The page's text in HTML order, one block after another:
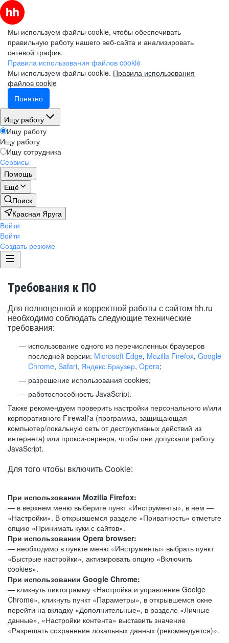
Мы используем файлы cookie, чтобы обеспечивать
правильную работу нашего веб-сайта и анализировать
сетевой трафик.
Правила использования файлов cookie
Мы используем файлы cookie. Правила использования
файлов cookie
Понятно
Ищу работу
Ищу работу
Ищу работу
Ищу сотрудника
Сервисы
Помощь
Ещё
Поиск
Красная Яруга
Войти
Войти
Создать резюме
Требования к ПО
Для полноценной и корректной работы с сайтом hh.ru
необходимо соблюдать следующие технические
требования:
использование одного из перечисленных браузеров
последней версии: Microsoft Edge, Mozilla Firefox, Google
Chrome, Safari, Яндекс.Браузер, Opera;
разрешение использования cookies;
работоспособность JavaScript.
Также рекомендуем проверить настройки персонального и/или
корпоративного Firewall'a (программа, защищающая
компьютер/локальную сеть от деструктивных действий из
интернета) или прокси-сервера, чтобы они допускали работу
JavaScript.
Для того чтобы включить Cookie:
При использовании Mozilla Firefox:
— в верхнем меню выберите пункт «Инструменты», в нем —
«Настройки». В открывшемся разделе «Приватность» отметьте
опцию «Принимать куки с сайтов».
При использовании Opera browser:
— необходимо в пункте меню «Инструменты» выбрать пункт
«Быстрые настройки», активировать опцию «Включить
cookies».
При использовании Google Chrome:
— кликнуть пиктограмму «Настройка и управление Goolge
Chrome», кликнуть пункт «Параметры», в открывшемся окне
перейти на вкладку «Дополнительные», в разделе «Личные
данные», «Настройки контента» выставить значение
«Разрешать сохранение локальных данных (рекомендуется)».